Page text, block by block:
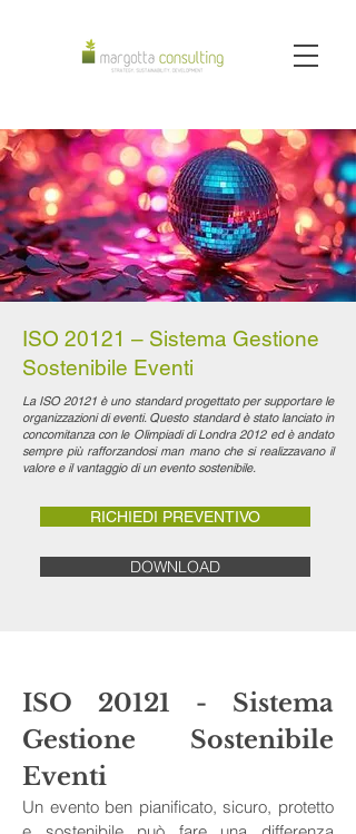
ISO 20121 – Sistema Gestione
Sostenibile Eventi
La ISO 20121 è uno standard progettato per supportare le
organizzazioni di eventi. Questo standard è stato lanciato in
concomitanza con le Olimpiadi di Londra 2012 ed è andato
sempre più rafforzandosi man mano che si realizzavano il
valore e il vantaggio di un evento sostenibile.
RICHIEDI PREVENTIVO
DOWNLOAD
ISO 20121 - Sistema
Gestione Sostenibile
Eventi
Un evento ben pianificato, sicuro, protetto